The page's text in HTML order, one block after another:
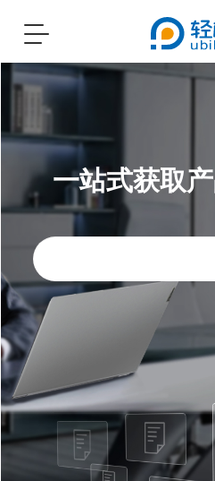
Toggle
一站式获取